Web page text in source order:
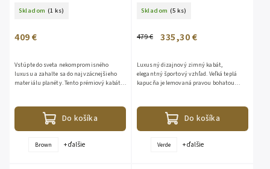
Skladom (1 ks)
409 €
Do košíka
Vstúpte do sveta nekompromisného
luxusu a zahalte sa do najvzácnejšieho
materiálu planéty. Tento prémiový kabát v
Brown + ďalšie
Skladom (5 ks)
479 € 335,30 €
Do košíka
Luxusný dizajnový zimný kabát,
elegantný športový vzhľad. Veľká teplá
kapucňa je lemovaná pravou bohatou
Verde + ďalšie